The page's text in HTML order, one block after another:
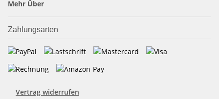
Mehr Über
Zahlungsarten
Vertrag widerrufen